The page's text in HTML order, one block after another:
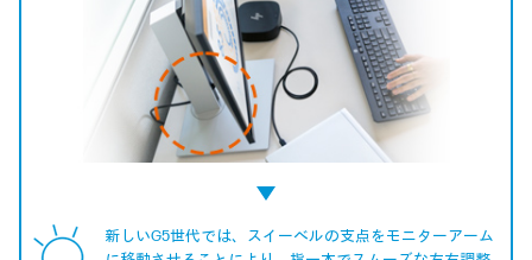
新しいG5世代では、スイーベルの支点をモニターアーム